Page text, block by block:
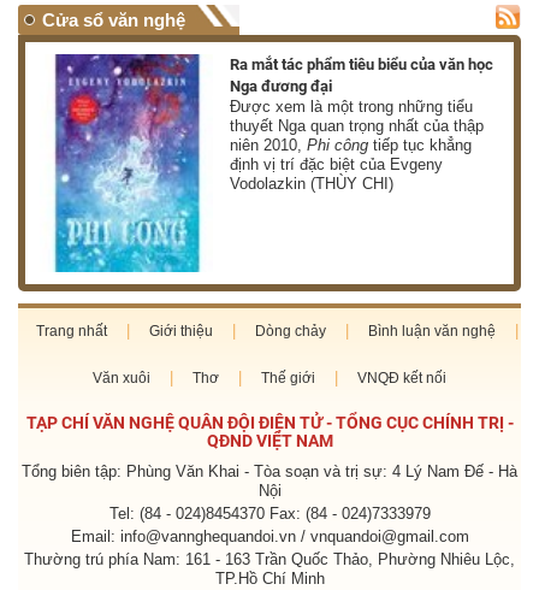
Cửa sổ văn nghệ
Ra mắt tác phẩm tiêu biểu của văn học
Nga đương đại
Được xem là một trong những tiểu
thuyết Nga quan trọng nhất của thập
niên 2010,Phi công tiếp tục khẳng
định vị trí đặc biệt của Evgeny
Vodolazkin (THÙY CHI)
Trang nhất Giới thiệu Dòng chảy Bình luận văn nghệ
Văn xuôi Thơ Thế giới VNQĐ kết nối
TẠP CHÍ VĂN NGHỆ QUÂN ĐỘI ĐIỆN TỬ - TỔNG CỤC CHÍNH TRỊ -
QĐND VIỆT NAM
Tổng biên tập: Phùng Văn Khai - Tòa soạn và trị sự: 4 Lý Nam Đế - Hà
Nội
Tel: (84 - 024)8454370 Fax: (84 - 024)7333979
Email: info@vannghequandoi.vn / vnquandoi@gmail.com
Thường trú phía Nam: 161 - 163 Trần Quốc Thảo, Phường Nhiêu Lộc,
TP.Hồ Chí Minh